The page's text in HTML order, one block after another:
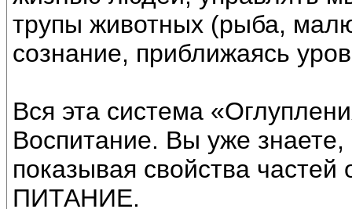
трупы животных (рыба,
сознание, приближаясь
Вся эта система
Воспитание. Вы уже знаете,
показывая свойства
ПИТАНИЕ.